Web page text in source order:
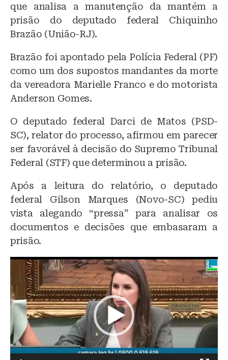
que analisa a manutenção da mantém a
prisão do deputado federal Chiquinho
Brazão (União-RJ).
Brazão foi apontado pela Polícia Federal (PF)
como um dos supostos mandantes da morte
da vereadora Marielle Franco e do motorista
Anderson Gomes.
O deputado federal Darci de Matos (PSD-
SC), relator do processo, afirmou em parecer
ser favorável à decisão do Supremo Tribunal
Federal (STF) que determinou a prisão.
Após a leitura do relatório, o deputado
federal Gilson Marques (Novo-SC) pediu
vista alegando “pressa” para analisar os
documentos e decisões que embasaram a
prisão.
T
o
c
a
d
r
d
e